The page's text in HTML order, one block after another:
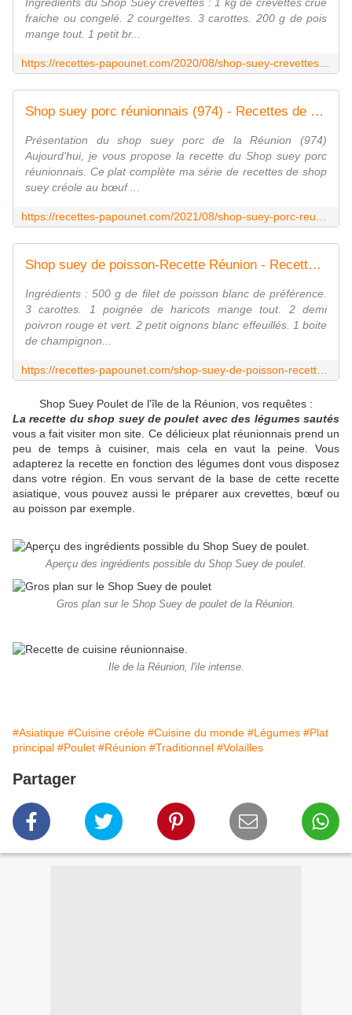
fraiche ou congelé. 2 courgettes. 3 carottes. 200 g de pois
mange tout. 1 petit br...
Shop suey porc réunionnais (974) - Recettes de Papounet
Présentation du shop suey porc de la Réunion (974)
Aujourd'hui, je vous propose la recette du Shop suey porc
réunionnais. Ce plat complète ma série de recettes de shop
suey créole au bœuf ...
Shop suey de poisson-Recette Réunion - Recettes de Papounet
Ingrédients : 500 g de filet de poisson blanc de préférence.
3 carottes. 1 poignée de haricots mange tout. 2 demi
poivron rouge et vert. 2 petit oignons blanc effeuillés. 1 boite
de champignon...
Shop Suey Poulet de l'île de la Réunion, vos requêtes :
La recette du shop suey de poulet avec des légumes sautés
vous a fait visiter mon site. Ce délicieux plat réunionnais prend un
peu de temps à cuisiner, mais cela en vaut la peine. Vous
adapterez la recette en fonction des légumes dont vous disposez
dans votre région. En vous servant de la base de cette recette
asiatique, vous pouvez aussi le préparer aux crevettes, bœuf ou
au poisson par exemple.
Aperçu des ingrédients possible du Shop Suey de poulet.
Gros plan sur le Shop Suey de poulet de la Réunion.
Ile de la Réunion, l'ile intense.
#Asiatique #Cuisine créole #Cuisine du monde #Légumes #Plat
principal #Poulet #Réunion #Traditionnel #Volailles
Partager